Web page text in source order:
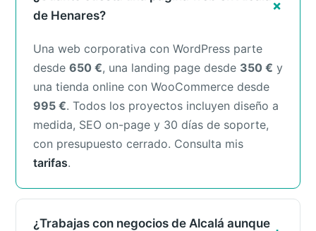
de Henares?
Una web corporativa con WordPress parte
desde 650 €, una landing page desde 350 € y
una tienda online con WooCommerce desde
995 €. Todos los proyectos incluyen diseño a
medida, SEO on-page y 30 días de soporte,
con presupuesto cerrado. Consulta mis
tarifas.
¿Trabajas con negocios de Alcalá aunque